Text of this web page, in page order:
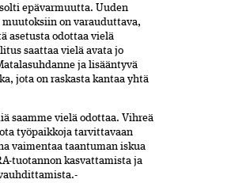
epävarmuutta. Uuden
on varauduttava,
asetusta odottaa vielä
saattaa vielä avata jo
ja lisääntyvä
jota on raskasta kantaa yhtä
saamme­ vielä­ odottaa. Vihreä
työpaikkoja tarvittavaan
vaimentaa taantuman ­iskua
tuotannon­ kasvattamista ja